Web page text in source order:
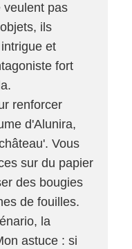
veulent pas
ils
et
fort
renforcer
d'Alunira,
Vous
sur du papier
des bougies
de fouilles.
la
astuce : si